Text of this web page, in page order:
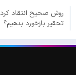
روش صحیح انتقاد
تحقیر بازخورد بدهیم؟